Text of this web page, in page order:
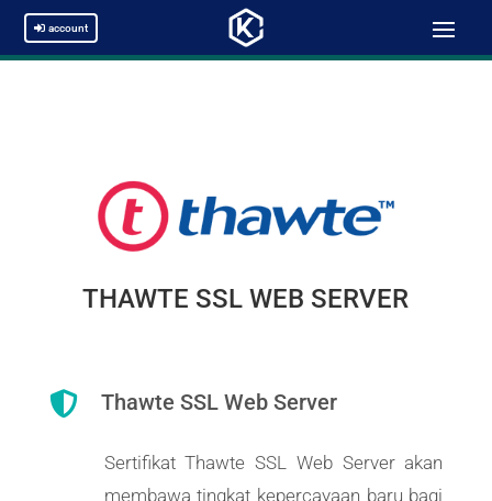
account
THAWTE SSL WEB SERVER
 Thawte SSL Web Server
Sertifikat Thawte SSL Web Server akan
membawa tingkat kepercayaan baru bagi